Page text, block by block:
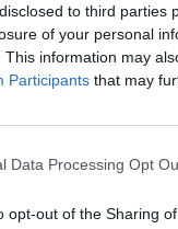
to third parties
of your personal
This information may
Participants that may
Data Processing Opt
opt-out of the Sharing
στο
από φλεγμονή
με CIS
από
στο ΚΝΣ.